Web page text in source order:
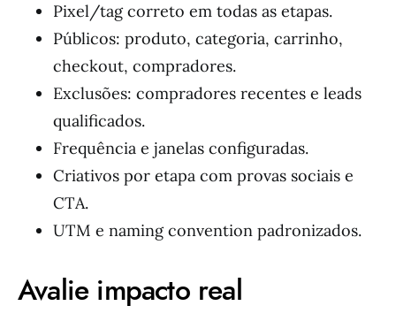
Pixel/tag correto em todas as etapas.
Públicos: produto, categoria, carrinho,
checkout, compradores.
Exclusões: compradores recentes e leads
qualificados.
Frequência e janelas configuradas.
Criativos por etapa com provas sociais e
CTA.
UTM e naming convention padronizados.
Avalie impacto real